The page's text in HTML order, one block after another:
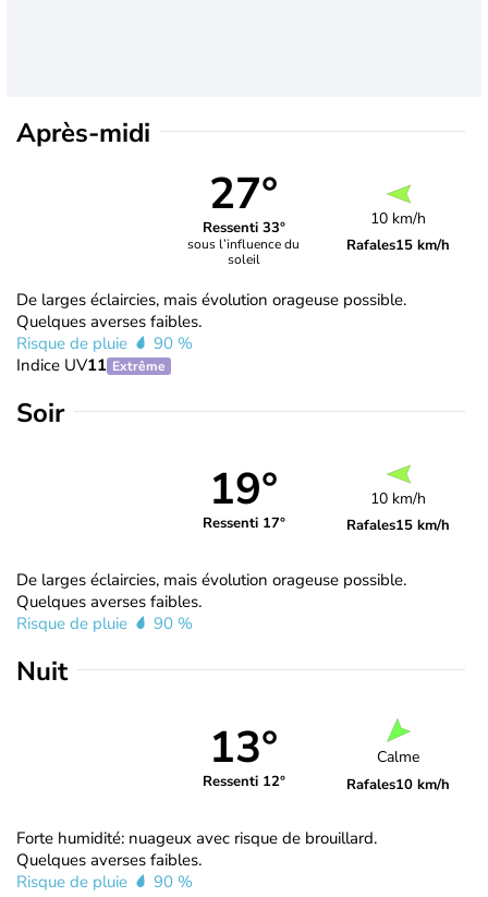
Après-midi
27°
Ressenti 33°
sous l’influence du
soleil
10 km/h
Rafales15 km/h
De larges éclaircies, mais évolution orageuse possible.
Quelques averses faibles.
Risque de pluie
90 %
Indice UV11 Extrême
Soir
19°
Ressenti 17°
10 km/h
Rafales15 km/h
De larges éclaircies, mais évolution orageuse possible.
Quelques averses faibles.
Risque de pluie
90 %
Nuit
13°
Ressenti 12°
Calme
Rafales10 km/h
Forte humidité: nuageux avec risque de brouillard.
Quelques averses faibles.
Risque de pluie
90 %